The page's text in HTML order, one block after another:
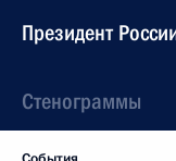
Президент
Стенограммы